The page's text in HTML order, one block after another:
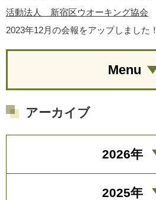
活動法人 新宿区ウオーキング協会
2023年12月の会報をアップしました！
Menu
アーカイブ
2026年
2025年